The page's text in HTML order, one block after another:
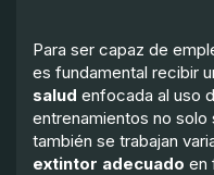
Para ser capaz de
es fundamental recibir
salud enfocada al uso
entrenamientos no
también se trabajan
extintor adecuado en